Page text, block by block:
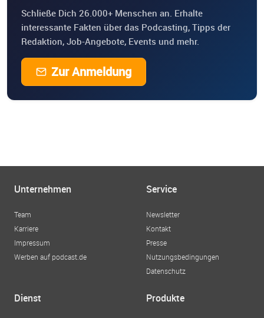
Schließe Dich 26.000+ Menschen an. Erhalte
interessante Fakten über das Podcasting, Tipps der
Redaktion, Job-Angebote, Events und mehr.
Zur Anmeldung
Unternehmen
Team
Karriere
Impressum
Werben auf podcast.de
Service
Newsletter
Kontakt
Presse
Nutzungsbedingungen
Datenschutz
Dienst Produkte